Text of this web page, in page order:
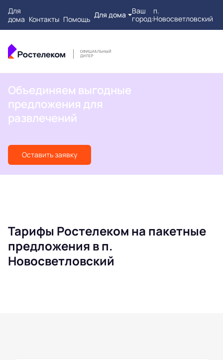
Для
дома Контакты Помощь Для дома
Ваш
город:
п.
Новосветловский
Объединяем выгодные
предложения для
развлечений
Оставить заявку
Тарифы Ростелеком на пакетные
предложения в п.
Новосветловский